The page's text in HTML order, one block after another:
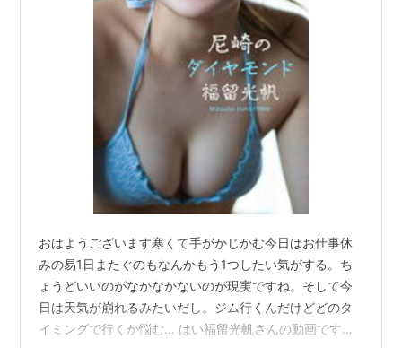
おはようございます寒くて手がかじかむ今日はお仕事休
みの易1日またぐのもなんかもう1つしたい気がする。ち
ょうどいいのがなかなかないのが現実ですね。そして今
日は天気が崩れるみたいだし。ジム行くんだけどどのタ
イミングで行くか悩む… はい福留光帆さんの動画です。